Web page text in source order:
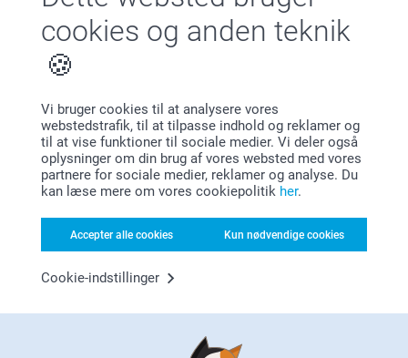
cookies og anden teknik
Vi bruger cookies til at analysere vores
webstedstrafik, til at tilpasse indhold og reklamer og
til at vise funktioner til sociale medier. Vi deler også
oplysninger om din brug af vores websted med vores
partnere for sociale medier, reklamer og analyse. Du
kan læse mere om vores cookiepolitik her.
Accepter alle cookies Kun nødvendige cookies
Cookie-indstillinger
Magasinomslag
Portræt af kæledyr
Aluminiumsfoto
Aluminiumsfoto med børstet overflade
Alu Poster
Billedvæg Hexagon
Kollage Fotovæg
Billedvæg Hexagon
Lærredsgalleri